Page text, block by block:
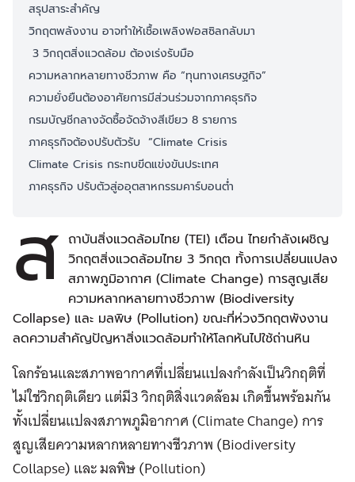
สรุปสาระสำคัญ
วิกฤตพลังงาน อาจทำให้เชื้อเพลิงฟอสซิลกลับมา
3 วิกฤตสิ่งแวดล้อม ต้องเร่งรับมือ
ความหลากหลายทางชีวภาพ คือ “ทุนทางเศรษฐกิจ”
ความยั่งยืนต้องอาศัยการมีส่วนร่วมจากภาคธุรกิจ
กรมบัญชีกลางจัดซื้อจัดจ้างสีเขียว 8 รายการ
ภาคธุรกิจต้องปรับตัวรับ “Climate Crisis
Climate Crisis กระทบขีดแข่งขันประเทศ
ภาคธุรกิจ ปรับตัวสู่ออุตสาหกรรมคาร์บอนต่ำ
ส ถาบันสิ่งแวดล้อมไทย (TEI) เตือน ไทยกำลังเผชิญ
วิกฤตสิ่งแวดล้อมไทย 3 วิกฤต ทั้งการเปลี่ยนแปลง
สภาพภูมิอากาศ (Climate Change) การสูญเสีย
ความหลากหลายทางชีวภาพ (Biodiversity
Collapse) และ มลพิษ (Pollution) ขณะที่ห่วงวิกฤตพังงาน
ลดความสำคัญปัญหาสิ่งแวดล้อมทำให้โลกหันไปใช้ถ่านหิน
โลกร้อนและสภาพอากาศที่เปลี่ยนแปลงกำลังเป็นวิกฤติที่
ไม่ใช่วิกฤติเดียว แต่มี3 วิกฤติสิ่งแวดล้อม เกิดขึ้นพร้อมกัน
ทั้งเปลี่ยนแปลงสภาพภูมิอากาศ (Climate Change) การ
สูญเสียความหลากหลายทางชีวภาพ (Biodiversity
Collapse) และ มลพิษ (Pollution)